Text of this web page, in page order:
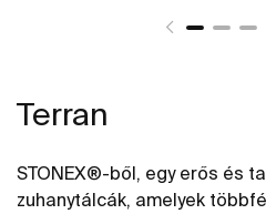
Terran
STONEX®-ből, egy erős és
zuhanytálcák, amelyek